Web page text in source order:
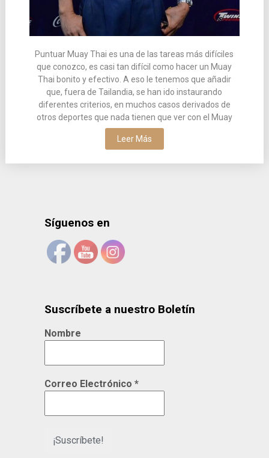
Puntuar Muay Thai es una de las tareas más difíciles
que conozco, es casi tan difícil como hacer un Muay
Thai bonito y efectivo. A eso le tenemos que añadir
que, fuera de Tailandia, se han ido instaurando
diferentes criterios, en muchos casos derivados de
otros deportes que nada tienen que ver con el Muay
Leer Más
Síguenos en
Suscríbete a nuestro Boletín
Nombre
Correo Electrónico *